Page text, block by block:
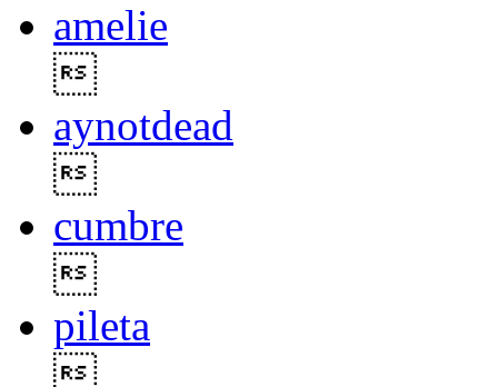
amelie
aynotdead
cumbre
pileta